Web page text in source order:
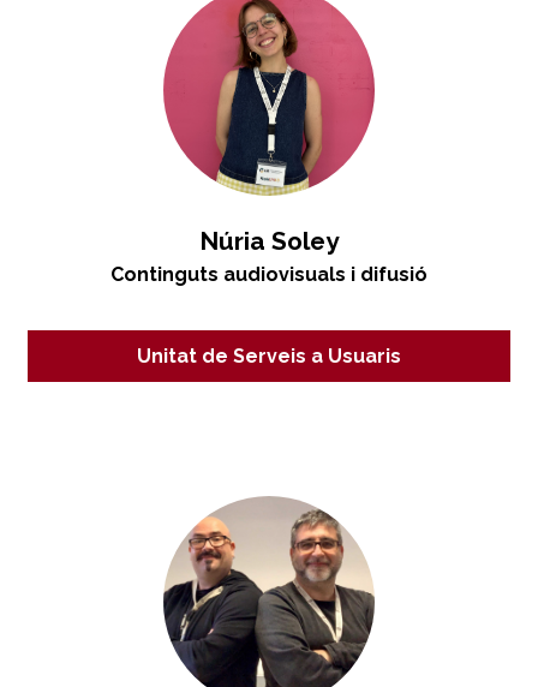
Núria Soley
Continguts audiovisuals i difusió
Unitat de Serveis a Usuaris